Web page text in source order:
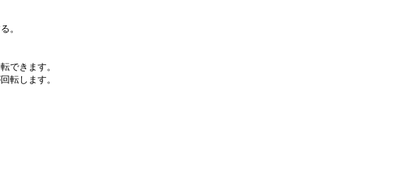
。
できます。